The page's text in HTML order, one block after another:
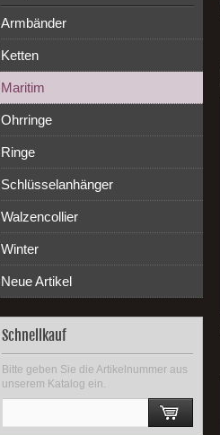
Armbänder
Ketten
Maritim
Ohrringe
Ringe
Schlüsselanhänger
Walzencollier
Winter
Neue Artikel
Schnellkauf
Bitte geben Sie die Artikelnummer aus
unserem Katalog ein.